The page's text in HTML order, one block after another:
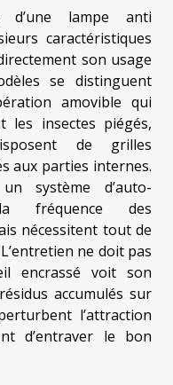
d’une lampe anti
caractéristiques
son usage
se distinguent
amovible qui
les insectes piégés,
de grilles
aux parties internes.
système d’auto-
fréquence des
nécessitent tout de
ne doit pas
encrassé voit son
accumulés sur
l’attraction
d’entraver le bon